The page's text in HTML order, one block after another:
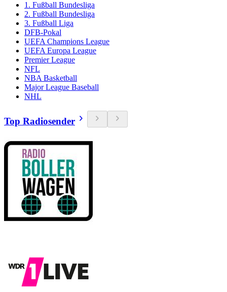
1. Fußball Bundesliga
2. Fußball Bundesliga
3. Fußball Liga
DFB-Pokal
UEFA Champions League
UEFA Europa League
Premier League
NFL
NBA Basketball
Major League Baseball
NHL
Top Radiosender